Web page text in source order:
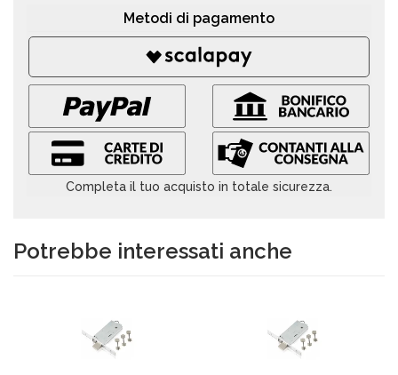
Metodi di pagamento
Completa il tuo acquisto in totale sicurezza.
Potrebbe interessati anche